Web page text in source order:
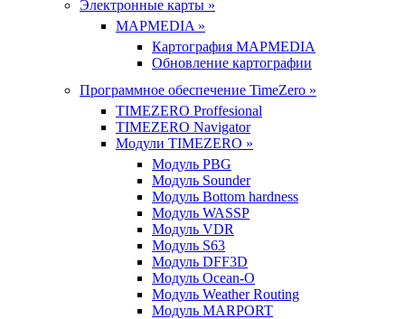
Электронные карты »
MAPMEDIA »
Картография MAPMEDIA
Обновление картографии
Программное обеспечение TimeZero »
TIMEZERO Proffesional
TIMEZERO Navigator
Модули TIMEZERO »
Модуль PBG
Модуль Sounder
Модуль Bottom hardness
Модуль WASSP
Модуль VDR
Модуль S63
Модуль DFF3D
Модуль Ocean-O
Модуль Weather Routing
Модуль MARPORT